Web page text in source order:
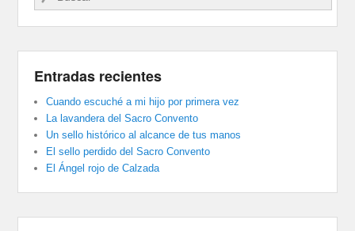
Entradas recientes
Cuando escuché a mi hijo por primera vez
La lavandera del Sacro Convento
Un sello histórico al alcance de tus manos
El sello perdido del Sacro Convento
El Ángel rojo de Calzada